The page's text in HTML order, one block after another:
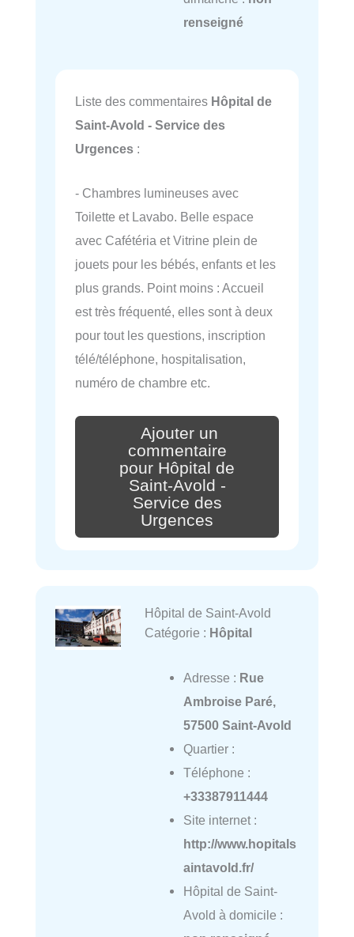
renseigné
Liste des commentaires Hôpital de
Saint-Avold - Service des
Urgences :
- Chambres lumineuses avec
Toilette et Lavabo. Belle espace
avec Cafétéria et Vitrine plein de
jouets pour les bébés, enfants et les
plus grands. Point moins : Accueil
est très fréquenté, elles sont à deux
pour tout les questions, inscription
télé/téléphone, hospitalisation,
numéro de chambre etc.
Ajouter un
commentaire
pour Hôpital de
Saint-Avold -
Service des
Urgences
Hôpital de Saint-Avold
Catégorie : Hôpital
Adresse : Rue
Ambroise Paré,
57500 Saint-Avold
Quartier :
Téléphone :
+33387911444
Site internet :
http://www.hopitals
aintavold.fr/
Hôpital de Saint-
Avold à domicile :